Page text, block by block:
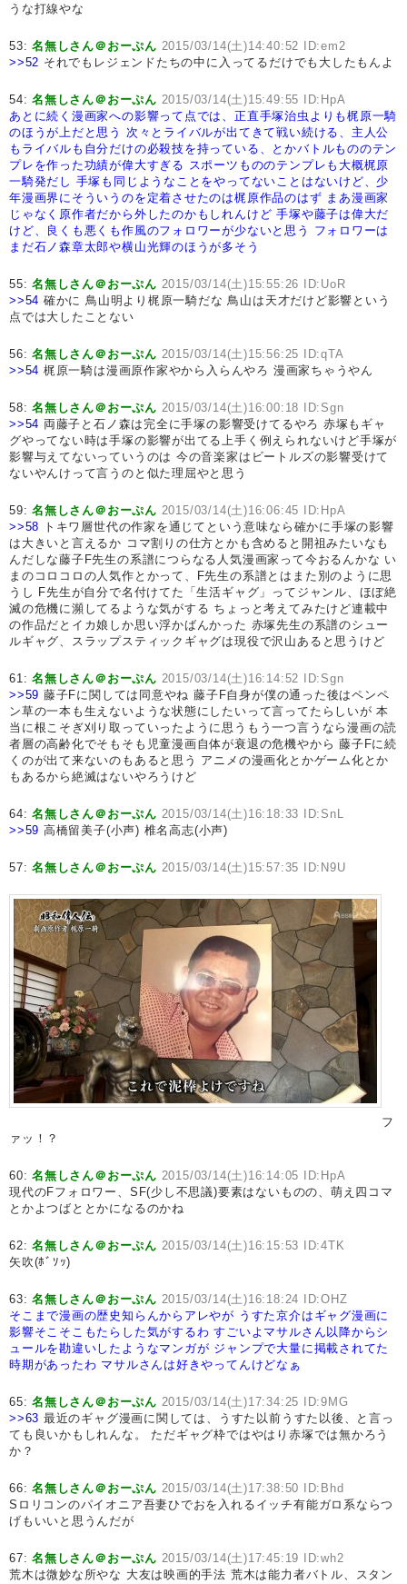
うな打線やな
53:名無しさん＠おーぷん 2015/03/14(土)14:40:52 ID:em2
>>52 それでもレジェンドたちの中に入ってるだけでも大したもんよ
54:名無しさん＠おーぷん 2015/03/14(土)15:49:55 ID:HpA
あとに続く漫画家への影響って点では、正直手塚治虫よりも梶原一騎
のほうが上だと思う 次々とライバルが出てきて戦い続ける、主人公
もライバルも自分だけの必殺技を持っている、とかバトルもののテン
プレを作った功績が偉大すぎる スポーツもののテンプレも大概梶原
一騎発だし 手塚も同じようなことをやってないことはないけど、少
年漫画界にそういうのを定着させたのは梶原作品のはず まあ漫画家
じゃなく原作者だから外したのかもしれんけど 手塚や藤子は偉大だ
けど、良くも悪くも作風のフォロワーが少ないと思う
フォロワーは
まだ石ノ森章太郎や横山光輝のほうが多そう
55:名無しさん＠おーぷん 2015/03/14(土)15:55:26 ID:UoR
>>54 確かに 鳥山明より梶原一騎だな 鳥山は天才だけど影響という
点では大したことない
56:名無しさん＠おーぷん 2015/03/14(土)15:56:25 ID:qTA
>>54 梶原一騎は漫画原作家やから入らんやろ 漫画家ちゃうやん
58:名無しさん＠おーぷん 2015/03/14(土)16:00:18 ID:Sgn
>>54 両藤子と石ノ森は完全に手塚の影響受けてるやろ 赤塚もギャ
グやってない時は手塚の影響が出てる上手く例えられないけど手塚が
影響与えてないっていうのは 今の音楽家はビートルズの影響受けて
ないやんけって言うのと似た理屈やと思う
59:名無しさん＠おーぷん 2015/03/14(土)16:06:45 ID:HpA
>>58 トキワ層世代の作家を通じてという意味なら確かに手塚の影響
は大きいと言えるか コマ割りの仕方とかも含めると開祖みたいなも
んだしな藤子F先生の系譜につらなる人気漫画家って今おるんかな い
まのコロコロの人気作とかって、F先生の系譜とはまた別のように思
うし F先生が自分で名付けてた「生活ギャグ」ってジャンル、ほぼ絶
滅の危機に瀕してるような気がする ちょっと考えてみたけど連載中
の作品だとイカ娘しか思い浮かばんかった 赤塚先生の系譜のシュー
ルギャグ、スラップスティックギャグは現役で沢山あると思うけど
61:名無しさん＠おーぷん 2015/03/14(土)16:14:52 ID:Sgn
>>59 藤子Fに関しては同意やね 藤子F自身が僕の通った後はペンペ
ン草の一本も生えないような状態にしたいって言ってたらしいが 本
当に根こそぎ刈り取っていったように思うもう一つ言うなら漫画の読
者層の高齢化でそもそも児童漫画自体が衰退の危機やから 藤子Fに続
くのが出て来ないのもあると思う アニメの漫画化とかゲーム化とか
もあるから絶滅はないやろうけど
64:名無しさん＠おーぷん 2015/03/14(土)16:18:33 ID:SnL
>>59 高橋留美子(小声) 椎名高志(小声)
57:名無しさん＠おーぷん 2015/03/14(土)15:57:35 ID:N9U
フ
ァッ！？
60:名無しさん＠おーぷん 2015/03/14(土)16:14:05 ID:HpA
現代のFフォロワー、SF(少し不思議)要素はないものの、萌え四コマ
とかよつばととかになるのかね
62:名無しさん＠おーぷん 2015/03/14(土)16:15:53 ID:4TK
矢吹(ﾎﾞｿｯ)
63:名無しさん＠おーぷん 2015/03/14(土)16:18:24 ID:OHZ
そこまで漫画の歴史知らんからアレやが うすた京介はギャグ漫画に
影響そこそこもたらした気がするわ すごいよマサルさん以降からシ
ュールを勘違いしたようなマンガが ジャンプで大量に掲載されてた
時期があったわ マサルさんは好きやってんけどなぁ
65:名無しさん＠おーぷん 2015/03/14(土)17:34:25 ID:9MG
>>63 最近のギャグ漫画に関しては、うすた以前うすた以後、と言っ
ても良いかもしれんな。 ただギャグ枠ではやはり赤塚では無かろう
か？
66:名無しさん＠おーぷん 2015/03/14(土)17:38:50 ID:Bhd
Sロリコンのパイオニア吾妻ひでおを入れるイッチ有能ガロ系ならつ
げもいいと思うんだが
67:名無しさん＠おーぷん 2015/03/14(土)17:45:19 ID:wh2
荒木は微妙な所やな 大友は映画的手法 荒木は能力者バトル、スタン